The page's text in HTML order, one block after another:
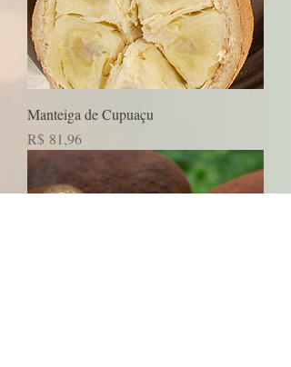
Manteiga de Cupuaçu
Preço
R$ 81,96